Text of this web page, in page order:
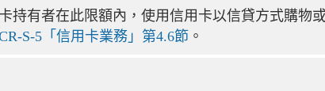
持有者在此限額內，使用信用卡以信貸方式購物
S-5「信用卡業務」第4.6節 。